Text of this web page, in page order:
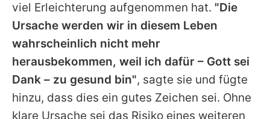
viel Erleichterung aufgenommen hat. "Die
Ursache werden wir in diesem Leben
wahrscheinlich nicht mehr
herausbekommen, weil ich dafür – Gott sei
Dank – zu gesund bin", sagte sie und fügte
hinzu, dass dies ein gutes Zeichen sei. Ohne
klare Ursache sei das Risiko eines weiteren